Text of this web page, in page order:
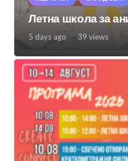
Летна школа за
5 days ago 39 views